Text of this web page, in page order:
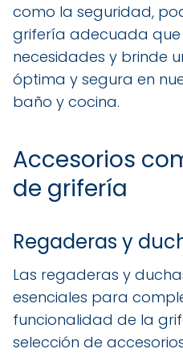
como la seguridad,
grifería adecuada que
necesidades y brinde
óptima y segura en
baño y cocina.
Accesorios
de grifería
Regaderas y
Las regaderas y
esenciales para
funcionalidad de la
selección de